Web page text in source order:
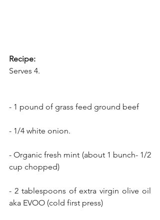
Recipe:
Serves 4.
- 1 pound of grass feed ground beef
- 1/4 white onion.
- Organic fresh mint (about 1 bunch- 1/2
cup chopped)
- 2 tablespoons of extra virgin olive oil
aka EVOO (cold first press)